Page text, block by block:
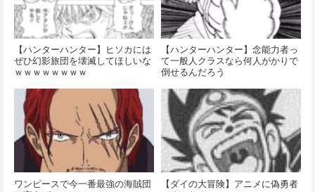
【ハンターハンター】ヒソカには
ぜひ幻影旅団を壊滅してほしいな
ｗｗｗｗｗｗｗｗ
【ハンターハンター】念能力者っ
て一般人クラスなら何人がかりで
倒せるんだろう
ワンピースで今一番最強の海賊団
【ダイの大冒険】アニメに偽勇者